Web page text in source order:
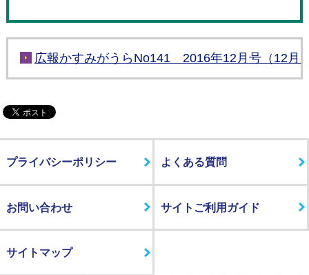
広報かすみがうらNo141 2016年12月号（12月
プライバシーポリシー よくある質問
お問い合わせ サイトご利用ガイド
サイトマップ